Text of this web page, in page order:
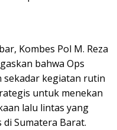
Kombes Pol M. Reza
bahwa Ops
sekadar kegiatan rutin
untuk menekan
lalu lintas yang
Sumatera Barat.